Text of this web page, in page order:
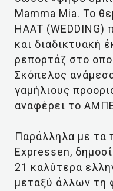
Mamma Mia. Το
HAAT
και διαδικτυακή
ρεπορτάζ στο
Σκόπελος
γαμήλιους
αναφέρει το
Παράλληλα με τα
Expressen,
21 καλύτερα
μεταξύ άλλων τη